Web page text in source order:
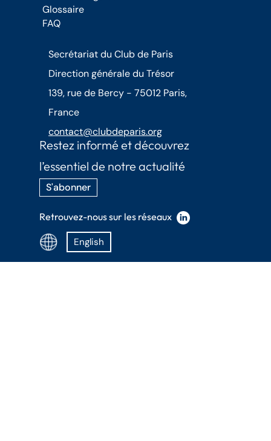
Glossaire
FAQ
Secrétariat du Club de Paris
Direction générale du Trésor
139, rue de Bercy - 75012 Paris,
France
contact@clubdeparis.org
Restez informé et découvrez
l’essentiel de notre actualité
S'abonner
Retrouvez-nous sur les réseaux
English